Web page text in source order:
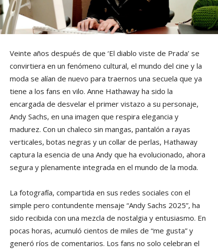
Veinte años después de que ‘El diablo viste de Prada’ se
convirtiera en un fenómeno cultural, el mundo del cine y la
moda se alían de nuevo para traernos una secuela que ya
tiene a los fans en vilo. Anne Hathaway ha sido la
encargada de desvelar el primer vistazo a su personaje,
Andy Sachs, en una imagen que respira elegancia y
madurez. Con un chaleco sin mangas, pantalón a rayas
verticales, botas negras y un collar de perlas, Hathaway
captura la esencia de una Andy que ha evolucionado, ahora
segura y plenamente integrada en el mundo de la moda.
La fotografía, compartida en sus redes sociales con el
simple pero contundente mensaje “Andy Sachs 2025”, ha
sido recibida con una mezcla de nostalgia y entusiasmo. En
pocas horas, acumuló cientos de miles de “me gusta” y
generó ríos de comentarios. Los fans no solo celebran el